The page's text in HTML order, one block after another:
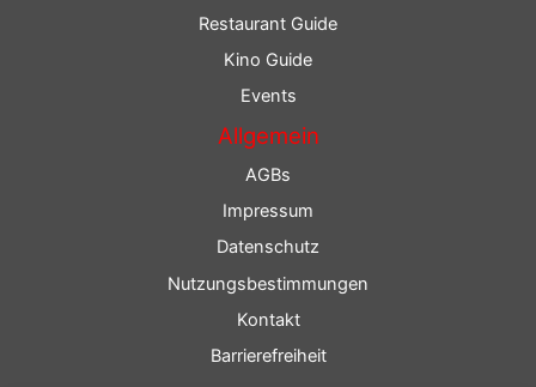
Restaurant Guide
Kino Guide
Events
Allgemein
AGBs
Impressum
Datenschutz
Nutzungsbestimmungen
Kontakt
Barrierefreiheit